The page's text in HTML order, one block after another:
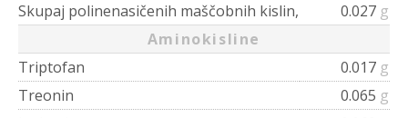
Skupaj polinenasičenih maščobnih kislin,
0.027 g
Aminokisline
Triptofan
0.017 g
Treonin
0.065 g